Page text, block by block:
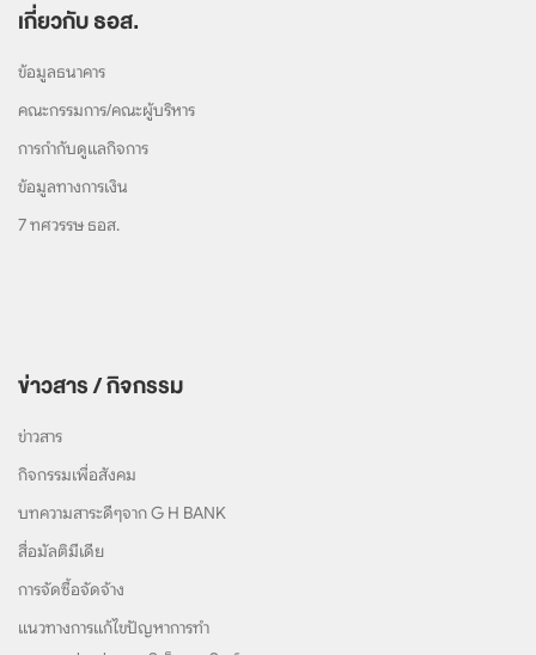
เกี่ยวกับ ธอส.
ข้อมูลธนาคาร
คณะกรรมการ/คณะผู้บริหาร
การกำกับดูแลกิจการ
ข้อมูลทางการเงิน
7 ทศวรรษ ธอส.
ข่าวสาร / กิจกรรม
ข่าวสาร
กิจกรรมเพื่อสังคม
บทความสาระดีๆจาก G H BANK
สื่อมัลติมีเดีย
การจัดซื้อจัดจ้าง
แนวทางการแก้ไขปัญหาการทำ